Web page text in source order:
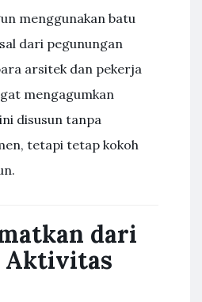
menggunakan batu
dari pegunungan
arsitek dan pekerja
mengagumkan
disusun tanpa
tetapi tetap kokoh
dari
Aktivitas